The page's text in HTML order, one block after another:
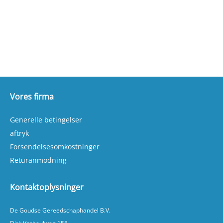
Vores firma
Generelle betingelser
aftryk
Forsendelsesomkostninger
Returanmodning
Kontaktoplysninger
De Goudse Gereedschaphandel B.V.